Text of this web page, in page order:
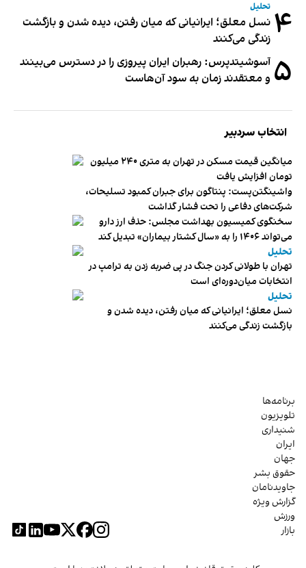
۴ تحلیل
نسل معلق؛ ایرانیانی که میان رفتن، دیده شدن و بازگشت
زندگی می‌کنند
۵ آسوشیتدپرس: رهبران ایران پیروزی را در دسترس می‌بینند
و معتقدند زمان به سود آن‌هاست
انتخاب سردبیر
میانگین قیمت مسکن در تهران به متری ۲۴۰ میلیون
تومان افزایش یافت
واشینگتن‌پست: پنتاگون برای جبران کمبود تسلیحات،
شرکت‌های دفاعی را تحت فشار گذاشت
سخنگوی کمیسیون بهداشت مجلس: حذف ارز دارو
می‌تواند ۱۴۰۶ را به «سال کشتار بیماران» تبدیل کند
تحلیل
تهران با طولانی کردن جنگ در پی ضربه زدن به ترامپ در
انتخابات میان‌دوره‌ای است
تحلیل
نسل معلق؛ ایرانیانی که میان رفتن، دیده شدن و
بازگشت زندگی می‌کنند
برنامه‌ها
تلویزیون
شنیداری
ایران
جهان
حقوق بشر
جاویدنامان
گزارش ویژه
ورزش
بازار